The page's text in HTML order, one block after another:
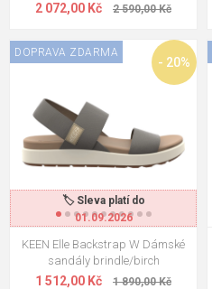
2 072,00 Kč 2 590,00 Kč
🏷️ Sleva platí do
01.09.2026
- 20%
DOPRAVA ZDARMA
KEEN Elle Backstrap W Dámské
sandály brindle/birch
1 512,00 Kč 1 890,00 Kč